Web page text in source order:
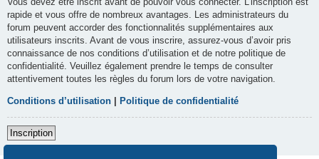
rapide et vous offre de nombreux avantages. Les administrateurs du
forum peuvent accorder des fonctionnalités supplémentaires aux
utilisateurs inscrits. Avant de vous inscrire, assurez-vous d’avoir pris
connaissance de nos conditions d’utilisation et de notre politique de
confidentialité. Veuillez également prendre le temps de consulter
attentivement toutes les règles du forum lors de votre navigation.
Conditions d’utilisation Politique de confidentialité
Inscription